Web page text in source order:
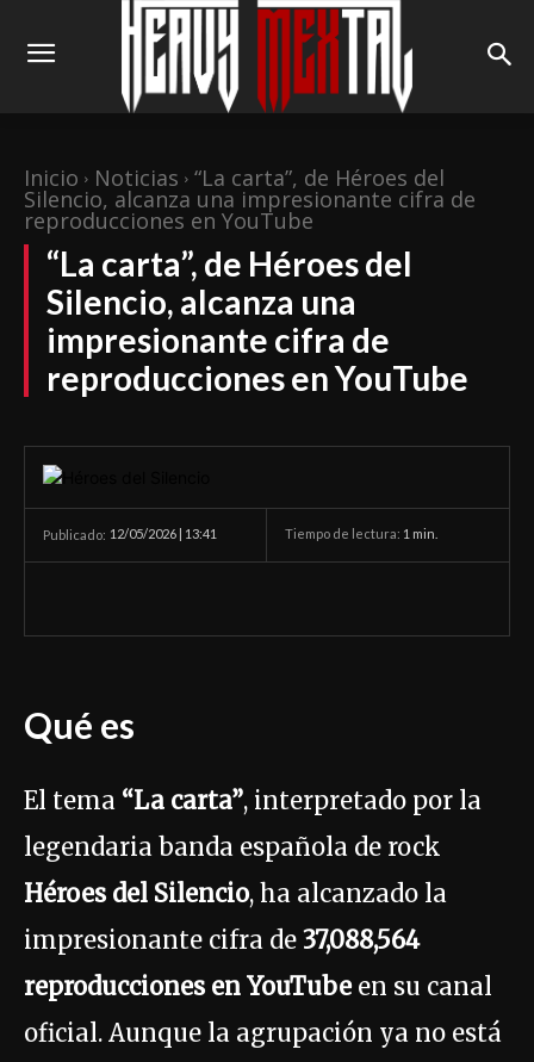
Inicio Noticias “La carta”, de Héroes del
Silencio, alcanza una impresionante cifra de
reproducciones en YouTube
“La carta”, de Héroes del
Silencio, alcanza una
impresionante cifra de
reproducciones en YouTube
Publicado: 12/05/2026 | 13:41 Tiempo de lectura: 1 min.
Qué es
El tema “La carta”, interpretado por la
legendaria banda española de rock
Héroes del Silencio, ha alcanzado la
impresionante cifra de 37,088,564
reproducciones en YouTubeen su canal
oficial. Aunque la agrupación ya no está